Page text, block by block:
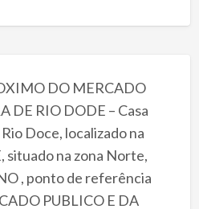
DO MERCADO
DE RIO DODE – Casa
Doce, localizado na
situado na zona Norte,
, ponto de referência
PUBLICO E DA